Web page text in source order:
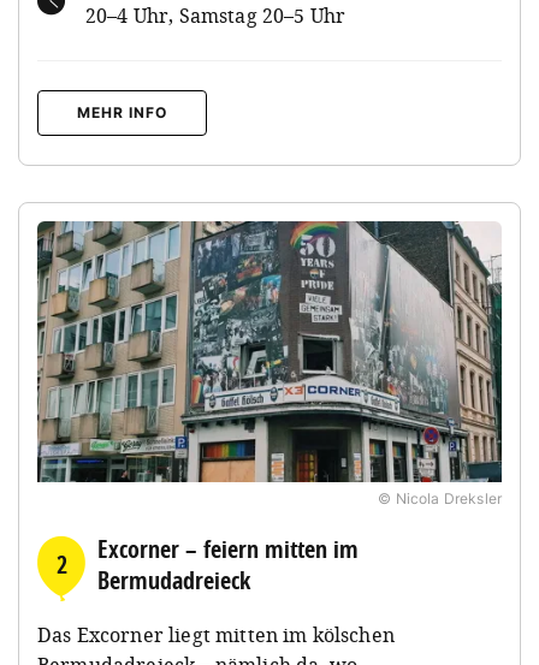
20–4 Uhr, Samstag 20–5 Uhr
MEHR INFO
© Nicola Dreksler
2
Excorner – feiern mitten im
Bermudadreieck
Das Excorner liegt mitten im kölschen